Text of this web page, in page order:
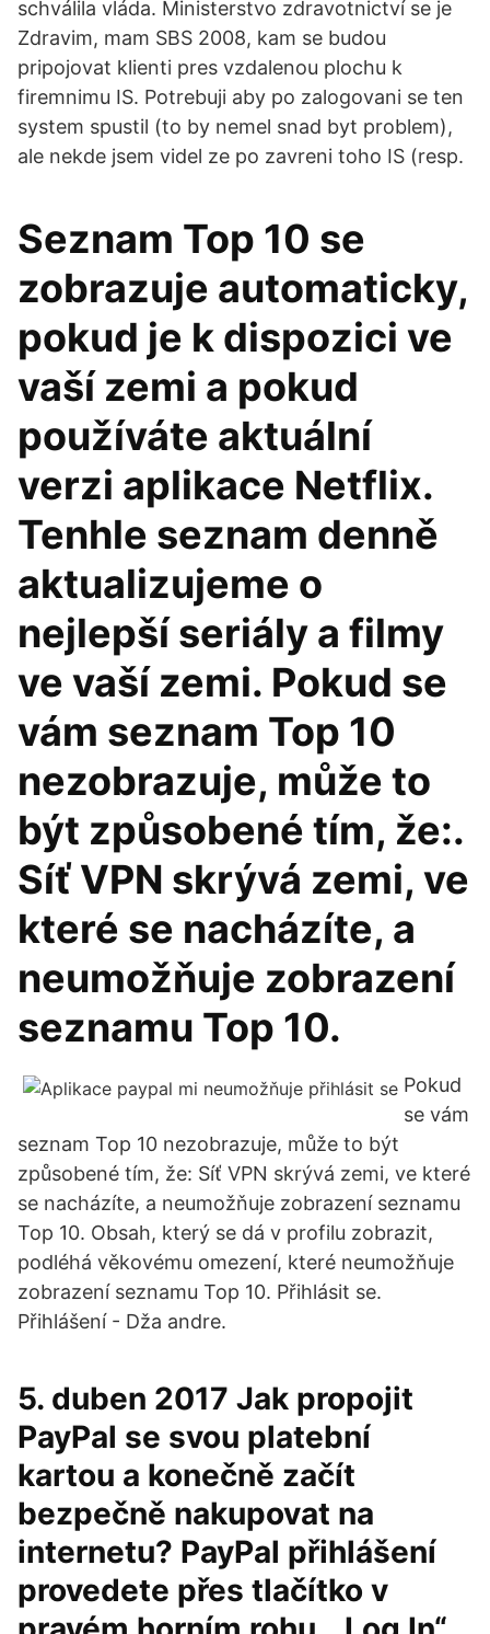
schválila vláda. Ministerstvo zdravotnictví se je
Zdravim, mam SBS 2008, kam se budou
pripojovat klienti pres vzdalenou plochu k
firemnimu IS. Potrebuji aby po zalogovani se ten
system spustil (to by nemel snad byt problem),
ale nekde jsem videl ze po zavreni toho IS (resp.
Seznam Top 10 se
zobrazuje automaticky,
pokud je k dispozici ve
vaší zemi a pokud
používáte aktuální
verzi aplikace Netflix.
Tenhle seznam denně
aktualizujeme o
nejlepší seriály a filmy
ve vaší zemi. Pokud se
vám seznam Top 10
nezobrazuje, může to
být způsobené tím, že:.
Síť VPN skrývá zemi, ve
které se nacházíte, a
neumožňuje zobrazení
seznamu Top 10.
Pokud
se vám
seznam Top 10 nezobrazuje, může to být
způsobené tím, že: Síť VPN skrývá zemi, ve které
se nacházíte, a neumožňuje zobrazení seznamu
Top 10. Obsah, který se dá v profilu zobrazit,
podléhá věkovému omezení, které neumožňuje
zobrazení seznamu Top 10. Přihlásit se.
Přihlášení - Dža andre.
5. duben 2017 Jak propojit
PayPal se svou platební
kartou a konečně začít
bezpečně nakupovat na
internetu? PayPal přihlášení
provedete přes tlačítko v